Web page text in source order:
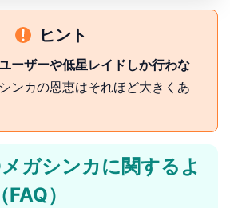
ヒント
ーザーや低星レイドしか行わな
ンカの恩恵はそれほど大きくあ
ガシンカに関するよ
）